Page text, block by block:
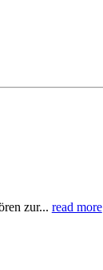
zur... read more